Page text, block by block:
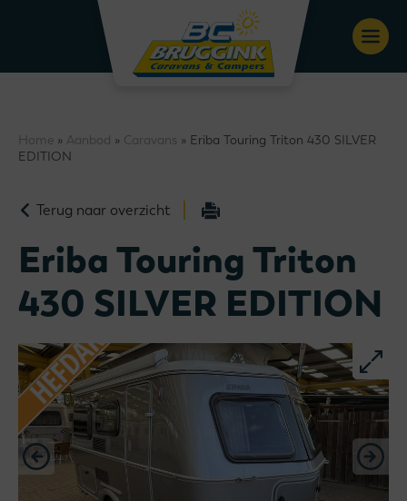
Home » Aanbod » Caravans » Eriba Touring Triton 430 SILVER
EDITION
Terug naar overzicht
Eriba Touring Triton
430 SILVER EDITION